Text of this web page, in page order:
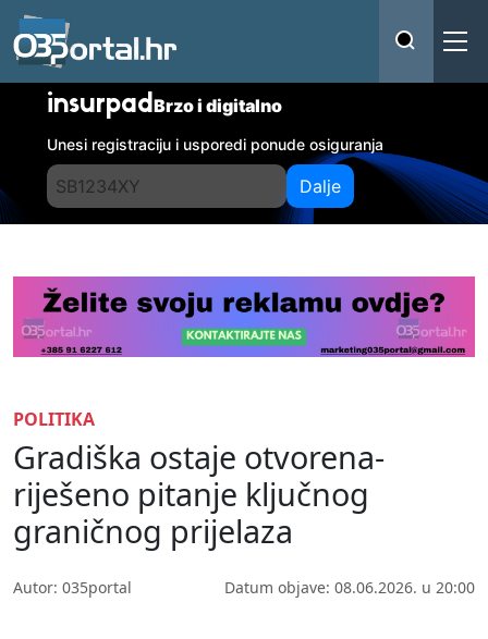
insurpadBrzo i digitalno
Unesi registraciju i usporedi ponude osiguranja
Dalje
POLITIKA
Gradiška ostaje otvorena-
riješeno pitanje ključnog
graničnog prijelaza
Autor: 035portal Datum objave: 08.06.2026. u 20:00